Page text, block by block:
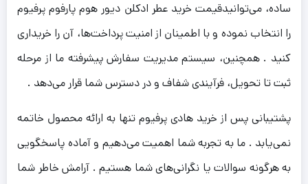
ساده، می‌توانیدقیمت خرید عطر ادکلن دیور هوم پارفوم پرفیوم
را انتخاب نموده و با اطمینان از امنیت پرداخت‌ها، آن را خریداری
کنید . همچنین، سیستم مدیریت سفارش پیشرفته ما از مرحله
ثبت تا تحویل، فرآیندی شفاف و در دسترس شما قرار می‌دهد .
پشتیبانی پس از خرید هادی پرفیوم تنها به ارائه محصول خاتمه
نمی‌یابد . ما به تجربه شما اهمیت می‌دهیم و آماده پاسخگویی
به هرگونه سوالات یا نگرانی‌های شما هستیم . آرامش خاطر شما